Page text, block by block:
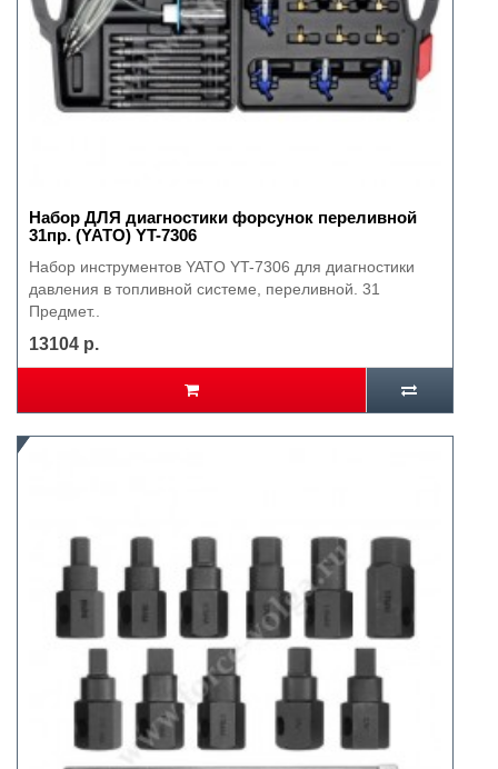
Набор ДЛЯ диагностики форсунок переливной
31пр. (YATO) YT-7306
Набор инструментов YATO YT-7306 для диагностики
давления в топливной системе, переливной. 31
Предмет..
13104 р.